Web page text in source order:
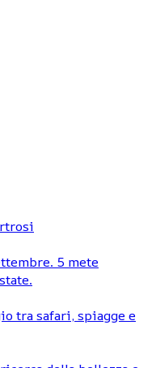
5 mete
tra safari, spiagge e